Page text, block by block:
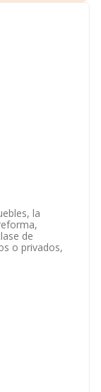
la
de
o privados,